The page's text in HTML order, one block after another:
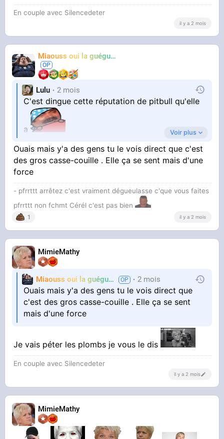
En couple avec Silencedeter
il y a 2 mois
Miaouss oui la guéguérre
Lulu 2 mois
C'est dingue cette réputation de pitbull qu'elle
a
En plus elle serait une turbo raciste
https://www.franceinfo.fr[...
]en-cinq-actes_756315.html
Voir plus
Ouais mais y'a des gens tu le vois direct que c'est
des gros casse-couille . Elle ça se sent mais d'une
force
- pfrrttt arrêtez c'est vraiment dégueulasse c'que vous faites
pfrrttt non fchmt Cérél c'est pas bien
1 il y a 2 mois
MimieMathy
Miaouss oui la guéguérre TF6 2 mois
Ouais mais y'a des gens tu le vois direct que
c'est des gros casse-couille . Elle ça se sent
mais d'une force
Je vais péter les plombs je vous le dis
En couple avec Silencedeter
il y a 2 mois
MimieMathy